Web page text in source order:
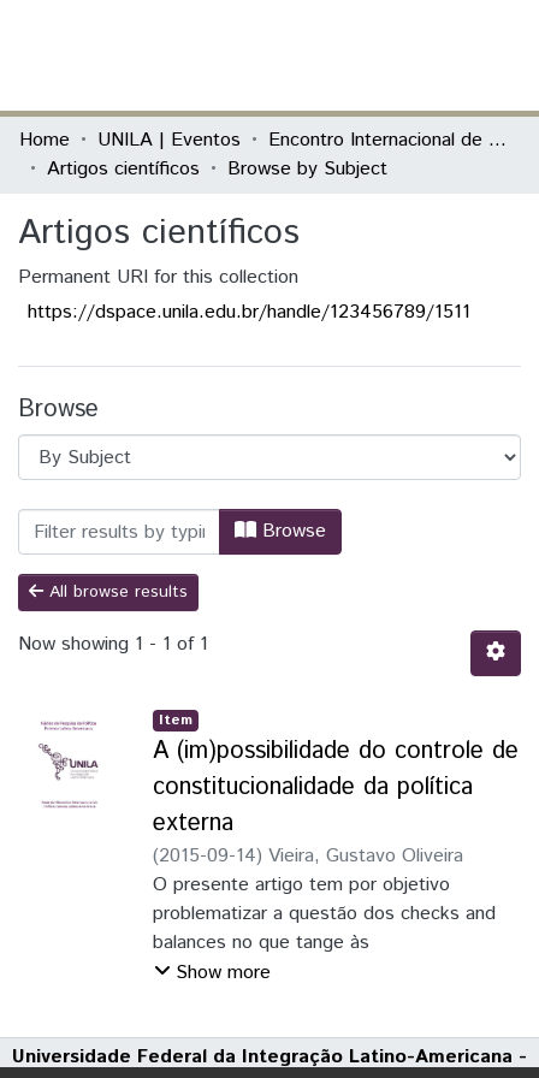
Communities & Collections
All of DSpace
Home UNILA | Eventos
Encontro Internacional de Política Externa Latino-Americana
Artigos científicos
Browse by Subject
Artigos científicos
Permanent URI for this collection
https://dspace.unila.edu.br/handle/123456789/1511
Browse
Browsing Artigos científicos by Subject
Browse
All browse results
Now showing 1 - 1 of 1
Item
A (im)possibilidade do controle de
constitucionalidade da política
externa
(2015-09-14) Vieira, Gustavo Oliveira
O presente artigo tem por objetivo
problematizar a questão dos checks and
balances no que tange às
deliberações no âmbito da política externa
estruturante do sistema constitucional, de
Show more
Universidade Federal da Integração Latino-Americana -